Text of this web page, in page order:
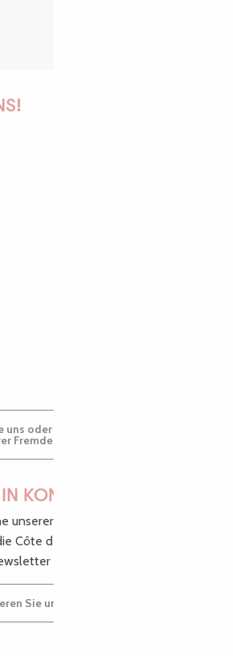
Fremdenverkehrsbüros.
KONTAKT!
unserer guten Tipps und
Côte de Granit Rose, melden Sie
an.
Sie unseren Newsletter